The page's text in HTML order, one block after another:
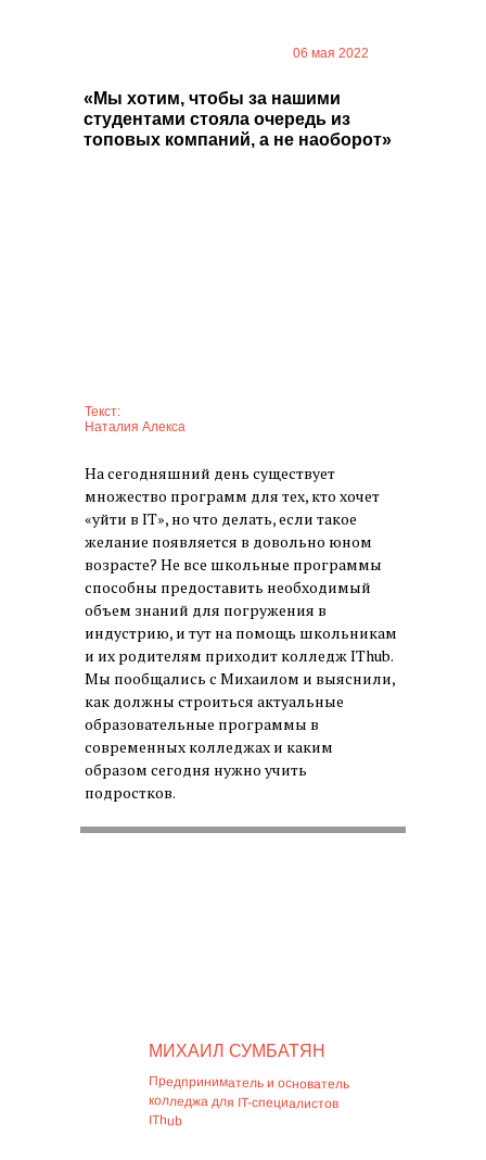
«Мы хотим, чтобы за нашими
студентами стояла очередь из
топовых компаний, а не наоборот»
06 мая 2022
Текст:
Наталия Алекса
На сегодняшний день существует
множество программ для тех, кто хочет
«уйти в IT», но что делать, если такое
желание появляется в довольно юном
возрасте? Не все школьные программы
способны предоставить необходимый
объем знаний для погружения в
индустрию, и тут на помощь школьникам
и их родителям приходит колледж IThub.
Мы пообщались с Михаилом и выяснили,
как должны строиться актуальные
образовательные программы в
современных колледжах и каким
образом сегодня нужно учить
подростков.
МИХАИЛ СУМБАТЯН
Предприниматель и основатель
колледжа для IT-специалистов
IThub